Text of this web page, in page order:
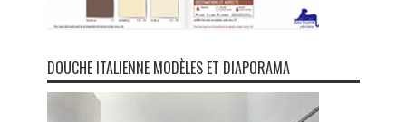
DOUCHE ITALIENNE MODÈLES ET DIAPORAMA